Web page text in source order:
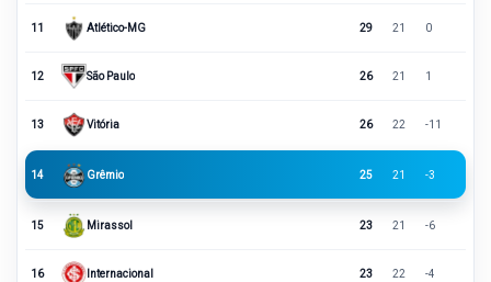
11 Atlético-MG 29 21 0
12 São Paulo 26 21 1
13 Vitória 26 22 -11
14 Grêmio 25 21 -3
15 Mirassol 23 21 -6
16 Internacional 23 22 -4